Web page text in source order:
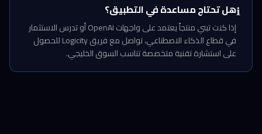
ℹ️هل تحتاج مساعدة في التطبيق؟
إذا كنت تبني منتجاً يعتمد على واجهات OpenAI أو تدرس الاستثمار
في قطاع الذكاء الاصطناعي، تواصل مع فريق Logicity للحصول
على استشارة تقنية متخصصة تناسب السوق الخليجي.